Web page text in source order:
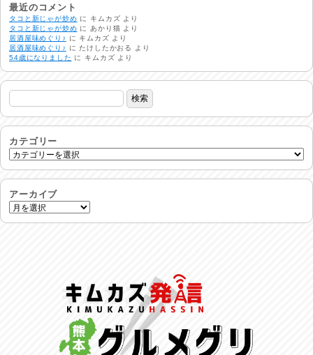
2026/08/01
生活支援情報
2026/07/31
24時間体制
2026/07/30
命を守る行動を…
土用丑の日♪
2026/07/28
反省会♪
2026/07/27
リスナーの集い！
2026/07/25
馬肉料理 桜馬亭
最近のコメント
タコと新じゃが炒め に キムカズ より
タコと新じゃが炒め にあかり猫 より
居酒屋味めぐり♪
に キムカズ より
居酒屋味めぐり♪
にたけしたかおる
より
54歳になりました に キムカズ より
カテゴリー
アーカイブ